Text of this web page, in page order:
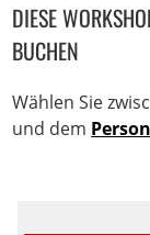
DIESE
BUCHEN
Wählen Sie
und dem